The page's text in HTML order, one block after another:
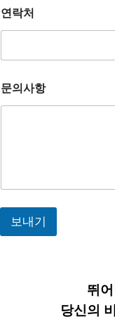
연락처
문의사항
보내기
뛰
당신의